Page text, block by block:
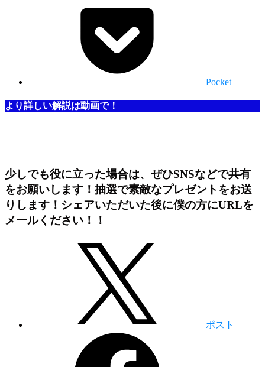
Pocket
より詳しい解説は動画で！
少しでも役に立った場合は、ぜひSNSなどで共有
をお願いします！抽選で素敵なプレゼントをお送
りします！シェアいただいた後に僕の方にURLを
メールください！！
ポスト